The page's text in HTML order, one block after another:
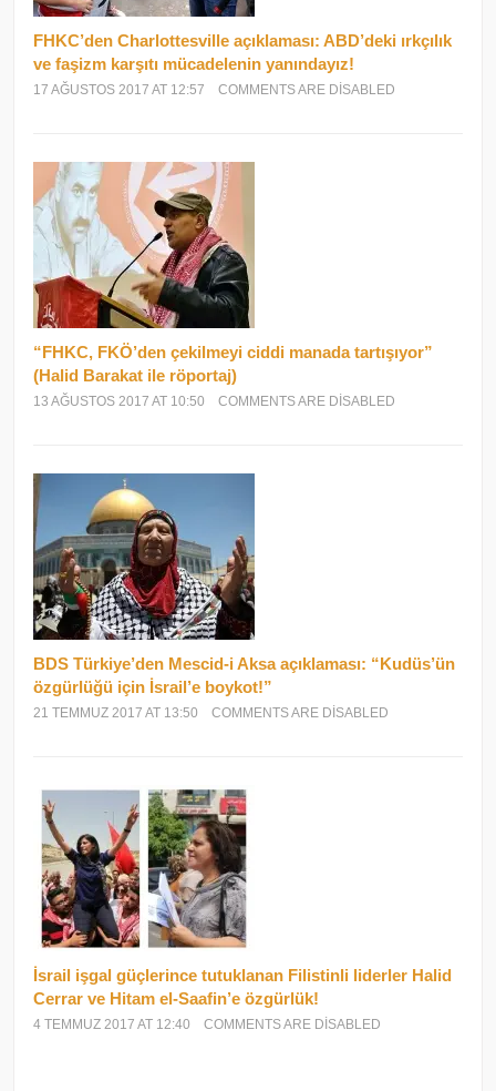
FHKC’den Charlottesville açıklaması: ABD’deki ırkçılık
ve faşizm karşıtı mücadelenin yanındayız!
17 AĞUSTOS 2017 AT 12:57 COMMENTS ARE DISABLED
“FHKC, FKÖ’den çekilmeyi ciddi manada tartışıyor”
(Halid Barakat ile röportaj)
13 AĞUSTOS 2017 AT 10:50 COMMENTS ARE DISABLED
BDS Türkiye’den Mescid-i Aksa açıklaması: “Kudüs’ün
özgürlüğü için İsrail’e boykot!”
21 TEMMUZ 2017 AT 13:50 COMMENTS ARE DISABLED
İsrail işgal güçlerince tutuklanan Filistinli liderler Halid
Cerrar ve Hitam el-Saafin’e özgürlük!
4 TEMMUZ 2017 AT 12:40 COMMENTS ARE DISABLED